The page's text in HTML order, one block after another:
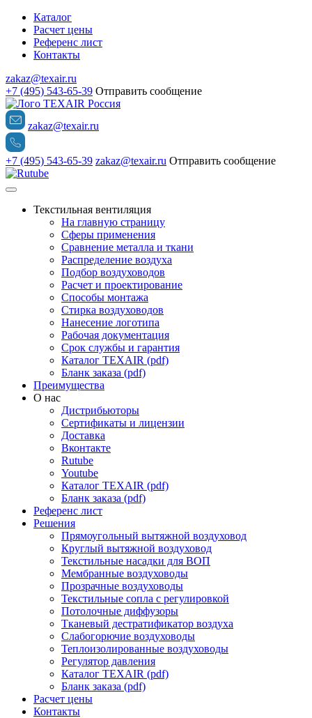
Каталог
Расчет цены
Референс лист
Контакты
zakaz@texair.ru
+7 (495) 543-65-39 Отправить сообщение
zakaz@texair.ru
+7 (495) 543-65-39 zakaz@texair.ru Отправить сообщение
Текстильная вентиляция
На главную страницу
Сферы применения
Сравнение металла и ткани
Распределение воздуха
Подбор воздуховодов
Расчет и проектирование
Способы монтажа
Стирка воздуховодов
Нанесение логотипа
Рабочая документация
Срок службы и гарантия
Каталог TEXAIR (pdf)
Бланк заказа (pdf)
Преимущества
О нас
Дистрибьюторы
Сертификаты и лицензии
Доставка
Вконтакте
Rutube
Youtube
Каталог TEXAIR (pdf)
Бланк заказа (pdf)
Референс лист
Решения
Прямоугольный вытяжной воздуховод
Круглый вытяжной воздуховод
Текстильные насадки для ВОП
Мембранные воздуховоды
Прозрачные воздуховоды
Текстильные сопла с регулировкой
Потолочные диффузоры
Тканевый дестратификатор воздуха
Слабогорючие воздуховоды
Теплоизолированные воздуховоды
Регулятор давления
Каталог TEXAIR (pdf)
Бланк заказа (pdf)
Расчет цены
Контакты